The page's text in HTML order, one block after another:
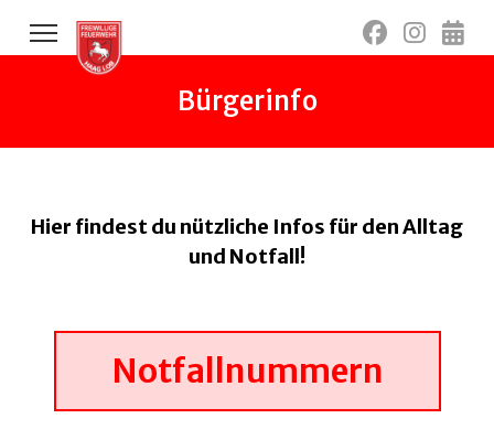
Bürgerinfo
Hier findest du nützliche Infos für den Alltag
und Notfall!
Notfallnummern